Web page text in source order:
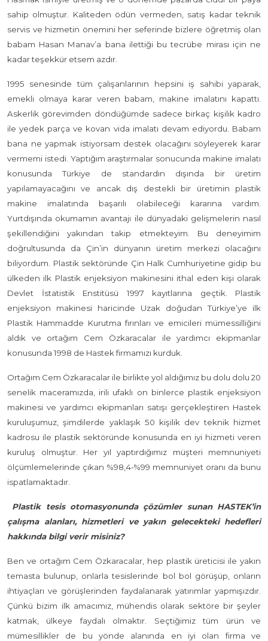
sahip olmuştur. Kaliteden ödün vermeden, satış kadar teknik
servis ve hizmetin önemini her seferinde bizlere öğretmiş olan
babam Hasan Manav’a bana ilettiği bu tecrübe mirası için ne
kadar teşekkür etsem azdır.
1995 senesinde tüm çalışanlarının hepsini iş sahibi yaparak,
emekli olmaya karar veren babam, makine imalatını kapattı.
Askerlik görevimden döndüğümde sadece birkaç kişilik kadro
ile yedek parça ve kovan vida imalatı devam ediyordu. Babam
bana ne yapmak istiyorsam destek olacağını söyleyerek karar
vermemi istedi. Yaptığım araştırmalar sonucunda makine imalatı
konusunda Türkiye de standardın dışında bir üretim
yapılamayacağını ve ancak dış destekli bir üretimin plastik
makine imalatında başarılı olabileceği kararına vardım.
Yurtdışında okumamın avantajı ile dünyadaki gelişmelerin nasıl
şekillendiğini yakından takip etmekteyim. Bu deneyimim
doğrultusunda da Çin’in dünyanın üretim merkezi olacağını
biliyordum. Plastik sektöründe Çin Halk Cumhuriyetine gidip bu
ülkeden ilk Plastik enjeksiyon makinesini ithal eden kişi olarak
Devlet İstatistik Enstitüsü 1997 kayıtlarına geçtik. Plastik
enjeksiyon makinesi haricinde Uzak doğudan Türkiye’ye ilk
Plastik Hammadde Kurutma fırınları ve emicileri mümessilliğini
aldık ve ortağım Cem Özkaracalar ile yardımcı ekipmanlar
konusunda 1998 de Hastek firmamızı kurduk.
Ortağım Cem Özkaracalar ile birlikte yol aldığımız bu dolu dolu 20
senelik maceramızda, irili ufaklı on binlerce plastik enjeksiyon
makinesi ve yardımcı ekipmanları satışı gerçekleştiren Hastek
kuruluşumuz, şimdilerde yaklaşık 50 kişilik dev teknik hizmet
kadrosu ile plastik sektöründe konusunda en iyi hizmeti veren
kuruluş olmuştur. Her yıl yaptırdığımız müşteri memnuniyeti
ölçümlemelerinde çıkan %98,4-%99 memnuniyet oranı da bunu
ispatlamaktadır.
Plastik tesis otomasyonunda çözümler sunan HASTEK’in
çalışma alanları, hizmetleri ve yakın gelecekteki hedefleri
hakkında bilgi verir misiniz?
Ben ve ortağım Cem Özkaracalar, hep plastik üreticisi ile yakın
temasta bulunup, onlarla tesislerinde bol bol görüşüp, onların
ihtiyaçları ve görüşlerinden faydalanarak yatırımlar yapmışızdır.
Çünkü bizim ilk amacımız, mühendis olarak sektöre bir şeyler
katmak, ülkeye faydalı olmaktır. Seçtiğimiz tüm ürün ve
mümesillikler de bu yönde alanında en iyi olan firma ve